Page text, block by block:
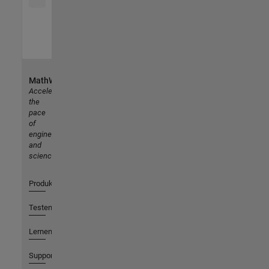
MathWorks
Accelerating
the
pace
of
engineering
and
science
Produkte
Testen oder Kaufen
Lernen
Support